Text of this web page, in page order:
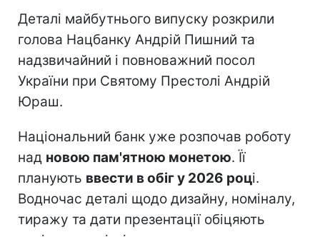
Деталі майбутнього випуску розкрили
голова Нацбанку Андрій Пишний та
надзвичайний і повноважний посол
України при Святому Престолі Андрій
Юраш.
Національний банк уже розпочав роботу
над новою пам'ятною монетою. Її
планують ввести в обіг у 2026 році.
Водночас деталі щодо дизайну, номіналу,
тиражу та дати презентації обіцяють